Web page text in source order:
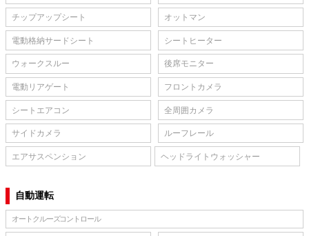
チップアップシート オットマン
電動格納サードシート シートヒーター
ウォークスルー 後席モニター
電動リアゲート フロントカメラ
シートエアコン 全周囲カメラ
サイドカメラ ルーフレール
エアサスペンション ヘッドライトウォッシャー
自動運転
オートクルーズコントロール